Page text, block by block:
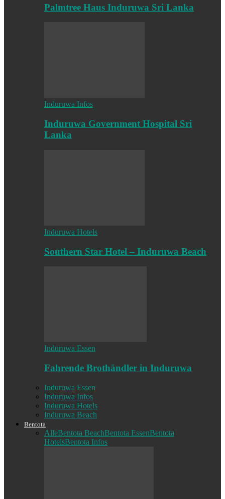
Palmtree Haus Induruwa Sri Lanka
Induruwa Infos
Induruwa Government Hospital Sri
Lanka
Induruwa Hotels
Southern Star Hotel – Induruwa Beach
Induruwa Essen
Fahrende Brothändler in Induruwa
Induruwa Essen
Induruwa Infos
Induruwa Hotels
Induruwa Beach
Bentota
AlleBentota BeachBentota EssenBentota
HotelsBentota Infos